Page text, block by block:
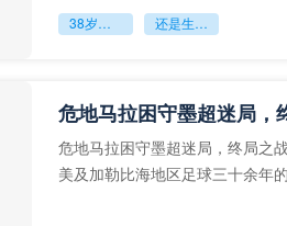
38岁赌上一切：世界杯的绝唱 还是生命的最后冲刺？
危地马拉困守墨超迷局，
危地马拉困守墨超迷局，终局之
美及加勒比海地区足球三十余年